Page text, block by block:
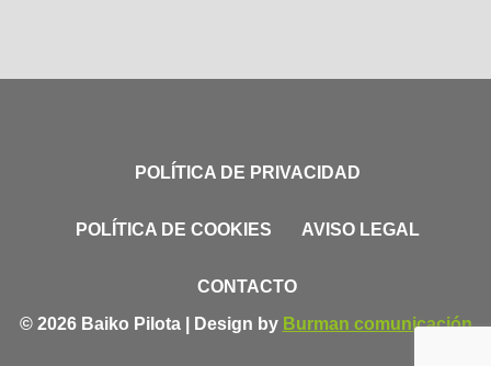
POLÍTICA DE PRIVACIDAD
POLÍTICA DE COOKIES AVISO LEGAL
CONTACTO
© 2026 Baiko Pilota | Design by Burman comunicación